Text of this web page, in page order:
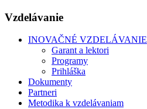
Vzdelávanie
INOVAČNÉ VZDELÁVANIE
Garant a lektori
Programy
Prihláška
Dokumenty
Partneri
Metodika k vzdelávaniam